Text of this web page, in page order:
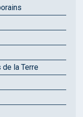
de la Terre